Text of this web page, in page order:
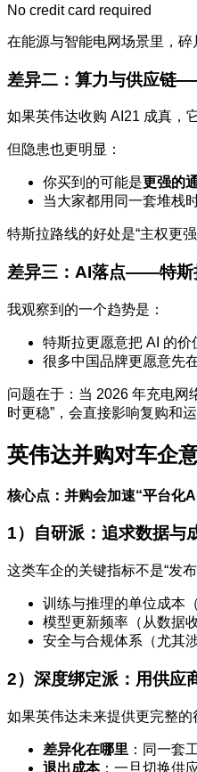
No credit card required
在能源与智能电网场景里，
差异二：算力与供应链
如果英伟达收购 AI21 成真，
但隐患也更明显：
你买到的可能是更强的
当大家都用同一套堆栈
特斯拉路线的好处是“主权更
差异三：AI落点——特斯
我观察到的一个趋势是：
特斯拉更愿意把 AI 的价
很多中国品牌更愿意先
问题在于：当 2026 年充电网
时更稳”，会直接影响复购和运
英伟达并购对车企
核心点：并购会加速“平台化
1）自研派：追求数据与
这类车企的关键指标不是“发
训练与推理的单位成本
模型更新频率（从数据
安全与合规体系（尤其
2）深度绑定派：用供应
如果英伟达未来提供更完整
差异化在哪里 ：同一套
退出成本：一旦切换供